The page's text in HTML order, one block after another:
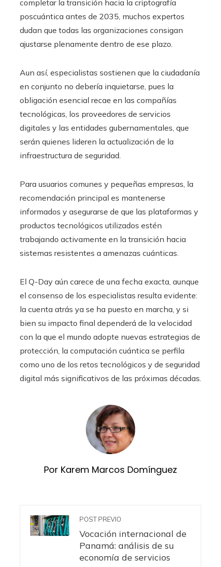
completar la transición hacia la criptografía
poscuántica antes de 2035, muchos expertos
dudan que todas las organizaciones consigan
ajustarse plenamente dentro de ese plazo.
Aun así, especialistas sostienen que la ciudadanía
en conjunto no debería inquietarse, pues la
obligación esencial recae en las compañías
tecnológicas, los proveedores de servicios
digitales y las entidades gubernamentales, que
serán quienes lideren la actualización de la
infraestructura de seguridad.
Para usuarios comunes y pequeñas empresas, la
recomendación principal es mantenerse
informados y asegurarse de que las plataformas y
productos tecnológicos utilizados estén
trabajando activamente en la transición hacia
sistemas resistentes a amenazas cuánticas.
El Q-Day aún carece de una fecha exacta, aunque
el consenso de los especialistas resulta evidente:
la cuenta atrás ya se ha puesto en marcha, y si
bien su impacto final dependerá de la velocidad
con la que el mundo adopte nuevas estrategias de
protección, la computación cuántica se perfila
como uno de los retos tecnológicos y de seguridad
digital más significativos de las próximas décadas.
Por Karem Marcos Domínguez
POST PREVIO
Vocación internacional de
Panamá: análisis de su
economía de servicios